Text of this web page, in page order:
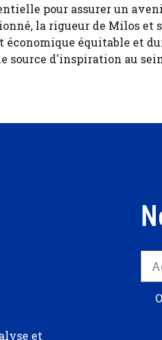
pour assurer un
la rigueur de Milos et
économique équitable et
source d'inspiration au
et